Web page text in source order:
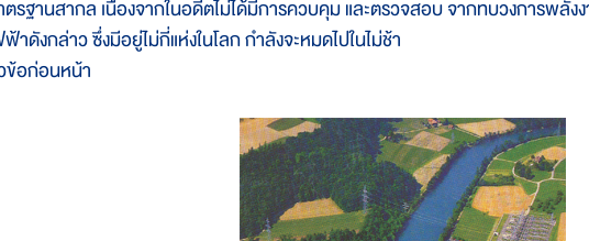
ตรฐานสากล เนื่องจากในอดีตไม่ได้มีการควบคุม และตรวจสอบ จากทบวงการพลังง
าดังกล่าว ซึ่งมีอยู่ไม่กี่แห่งในโลก กำลังจะหมดไปในไม่ช้า
ข้อก่อนหน้า